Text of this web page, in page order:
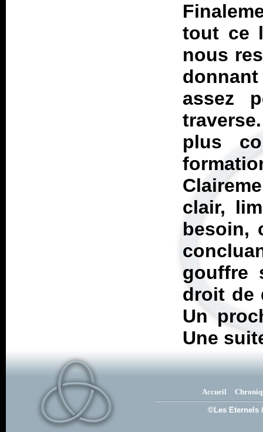
tout ce
nous
assez
plus
clair,
besoin,
gouffre
droit de
Un
Une
Accueil
©Les Eternels